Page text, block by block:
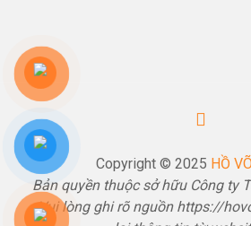
Copyright © 2025 HỒ
Bản quyền thuộc sở hữu Công ty
Vui lòng ghi rõ nguồn https://